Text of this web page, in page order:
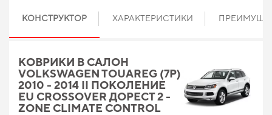
КОНСТРУКТОР ХАРАКТЕРИСТИКИ
КОВРИКИ В САЛОН
VOLKSWAGEN TOUAREG (7P)
2010 - 2014 II ПОКОЛЕНИЕ
EU CROSSOVER ДОРЕСТ 2 -
ZONE CLIMATE CONTROL